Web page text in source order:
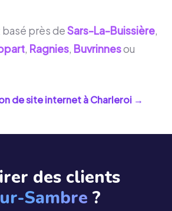
près deSars-La-Buissière,
, Ragnies, Buvrinnesou
de site internet àCharleroi →
des clients
Sambre ?